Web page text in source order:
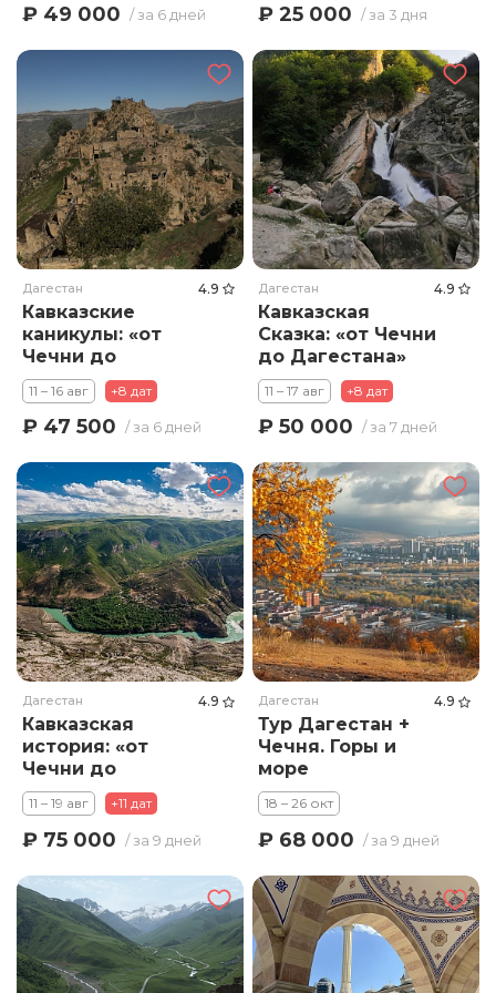
₽ 49 000 / за 6 дней ₽ 25 000 / за 3 дня
Дагестан 4.9
Кавказские
каникулы: «от
Чечни до
Дагестана»
11 – 16 авг +8 дат
₽ 47 500 / за 6 дней
Дагестан 4.9
Кавказская
Сказка: «от Чечни
до Дагестана»
11 – 17 авг +8 дат
₽ 50 000 / за 7 дней
Дагестан 4.9
Кавказская
история: «от
Чечни до
Дагестана»
11 – 19 авг +11 дат
₽ 75 000 / за 9 дней
Дагестан 4.9
Тур Дагестан +
Чечня. Горы и
море
18 – 26 окт
₽ 68 000 / за 9 дней